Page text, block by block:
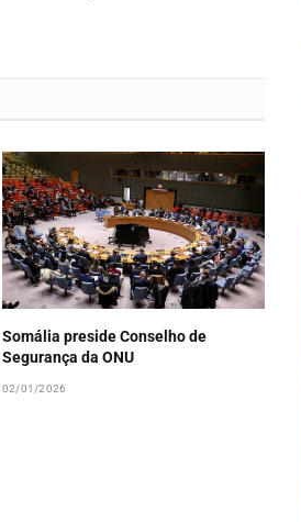
Somália preside Conselho de
Segurança da ONU
02/01/2026